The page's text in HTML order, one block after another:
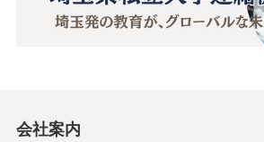
会社案内